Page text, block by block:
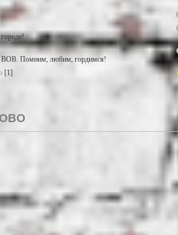
ВОВ. Помним, любим, гордимся!
[1]